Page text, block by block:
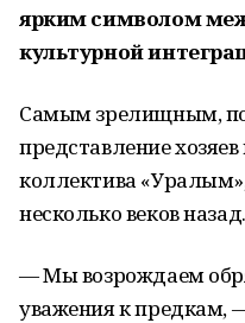
ярким символом
культурной
Самым зрелищным,
представление
коллектива
несколько веков назад.
— Мы возрождаем
уважения к предкам,